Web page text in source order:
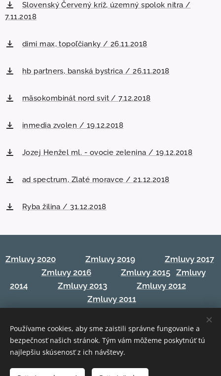
Slovenský Červený kríž, územný spolok nitra /
7.11.2018
dimi max, topoľčianky / 26.11.2018
hb partners, banská bystrica / 26.11.2018
mäsokombinát nord svit / 7.12.2018
inmedia zvolen / 19.12.2018
Jozej Henžel ml. - ovocie zelenina / 19.12.2018
ad spectrum, Zlaté moravce / 21.12.2018
Ryba žilina / 31.12.2018
Zmluvy 2020 Zmluvy 2019
Zmluvy 2017
Zmluvy 2016
Zmluvy 2015
Zmluvy
2014
Zmluvy 2013
Zmluvy 2012
Zmluvy 2011
Používame cookies, aby sme zaistili správne fungovanie a
bezpečnosť našich stránok. Tým vám môžeme poskytnúť tú
najlepšiu skúsenosť z ich návštevy.